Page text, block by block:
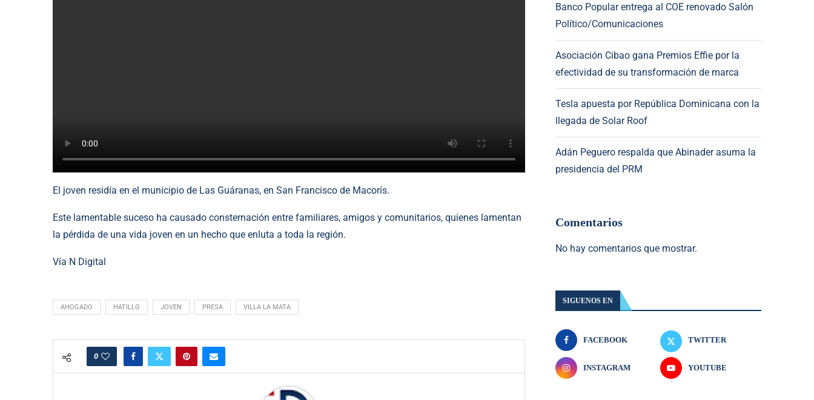
El joven residía en el municipio de Las Guáranas, en San Francisco de Macorís.
Este lamentable suceso ha causado consternación entre familiares, amigos y comunitarios, quienes lamentan
la pérdida de una vida joven en un hecho que enluta a toda la región.
Vía N Digital
AHOGADO HATILLO JOVEN PRESA VILLA LA MATA
0
Banco Popular entrega al COE renovado Salón
Político/Comunicaciones
Asociación Cibao gana Premios Effie por la
efectividad de su transformación de marca
Tesla apuesta por República Dominicana con la
llegada de Solar Roof
Adán Peguero respalda que Abinader asuma la
presidencia del PRM
Comentarios
No hay comentarios que mostrar.
SIGUENOS EN
FACEBOOK TWITTER
INSTAGRAM YOUTUBE